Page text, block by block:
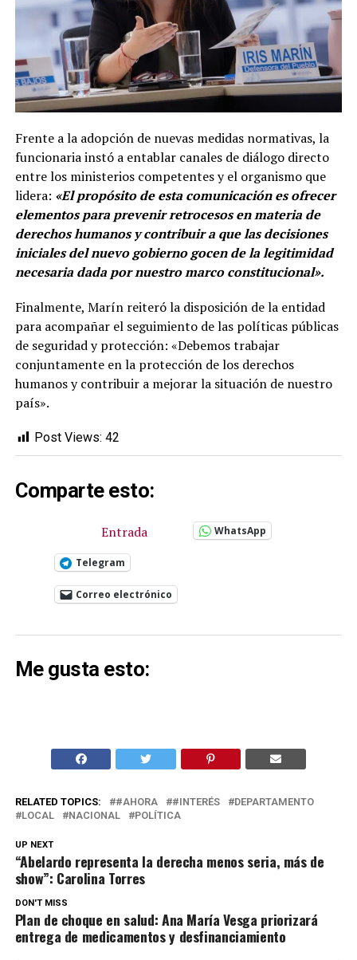
Frente a la adopción de nuevas medidas normativas, la
funcionaria instó a entablar canales de diálogo directo
entre los ministerios competentes y el organismo que
lidera: «El propósito de esta comunicación es ofrecer
elementos para prevenir retrocesos en materia de
derechos humanos y contribuir a que las decisiones
iniciales del nuevo gobierno gocen de la legitimidad
necesaria dada por nuestro marco constitucional».
Finalmente, Marín reiteró la disposición de la entidad
para acompañar el seguimiento de las políticas públicas
de seguridad y protección: «Debemos trabajar
conjuntamente en la protección de los derechos
humanos y contribuir a mejorar la situación de nuestro
país».
Post Views: 42
Comparte esto:
Entrada WhatsApp
Telegram
Correo electrónico
Me gusta esto:
RELATED TOPICS: #AHORA #INTERÉS
DEPARTAMENTO
LOCAL
NACIONAL POLÍTICA
UP NEXT
“Abelardo representa la derecha menos seria, más de
show”: Carolina Torres
DON'T MISS
Plan de choque en salud: Ana María Vesga priorizará
entrega de medicamentos y desfinanciamiento